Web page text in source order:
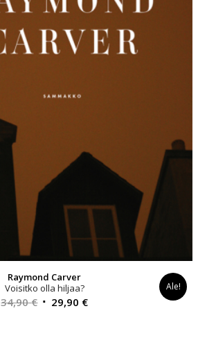
Raymond Carver
Voisitko olla hiljaa?
34,90€ Alkuperäinen
29,90 €Nykyinen
Ale!